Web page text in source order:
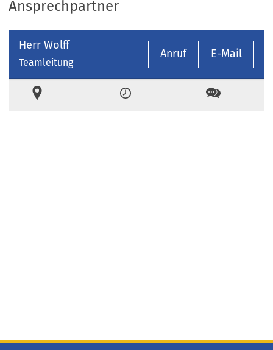
Ansprechpartner
Herr Wolff
Teamleitung
Anruf E-Mail
Zeiten Kontakt